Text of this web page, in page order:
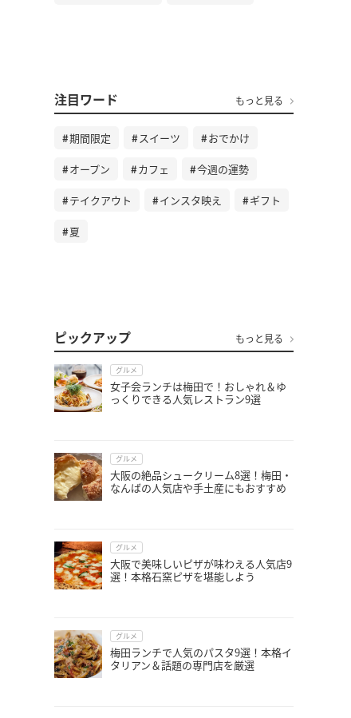
注目ワード もっと見る
期間限定 スイーツ おでかけ
オープン カフェ 今週の運勢
テイクアウト インスタ映え ギフト
夏
ピックアップ もっと見る
グルメ
女子会ランチは梅田で！おしゃれ＆ゆ
っくりできる人気レストラン9選
グルメ
大阪の絶品シュークリーム8選！梅田・
なんばの人気店や手土産にもおすすめ
グルメ
大阪で美味しいピザが味わえる人気店9
選！本格石窯ピザを堪能しよう
グルメ
梅田ランチで人気のパスタ9選！本格イ
タリアン＆話題の専門店を厳選